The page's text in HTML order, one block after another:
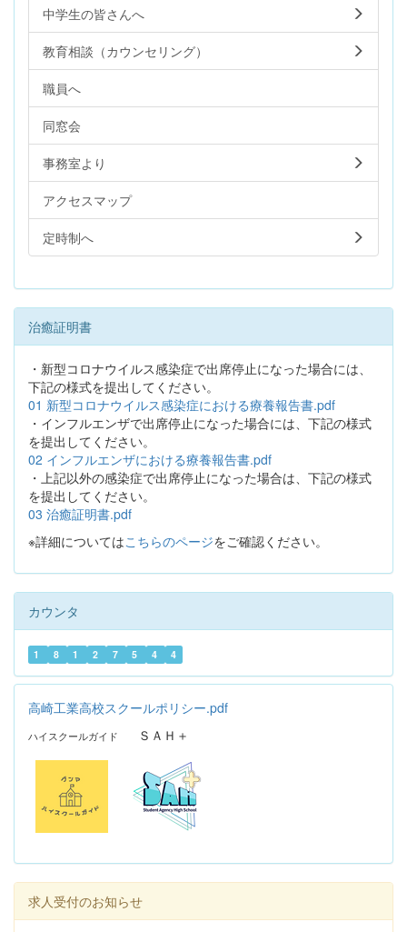
中学生の皆さんへ
教育相談（カウンセリング）
職員へ
同窓会
事務室より
アクセスマップ
定時制へ
治癒証明書
・新型コロナウイルス感染症で出席停止になった場合には、
下記の様式を提出してください。
01 新型コロナウイルス感染症における療養報告書.pdf
・インフルエンザで出席停止になった場合には、下記の様式
を提出してください。
02 インフルエンザにおける療養報告書.pdf
・上記以外の感染症で出席停止になった場合は、下記の様式
を提出してください。
03 治癒証明書.pdf
※詳細についてはこちらのページをご確認ください。
カウンタ
1 8 1 2 7 5 4 4
高崎工業高校スクールポリシー.pdf
ハイスクールガイド ＳＡＨ＋
求人受付のお知らせ